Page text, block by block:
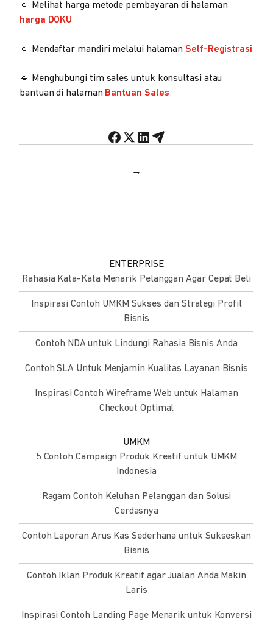
🔹 Melihat harga metode pembayaran di halaman
harga DOKU
🔹 Mendaftar mandiri melalui halaman Self-Registrasi
🔹 Menghubungi tim sales untuk konsultasi atau
bantuan di halaman Bantuan Sales
→
ENTERPRISE
Rahasia Kata-Kata Menarik Pelanggan Agar Cepat Beli
Inspirasi Contoh UMKM Sukses dan Strategi Profil
Bisnis
Contoh NDA untuk Lindungi Rahasia Bisnis Anda
Contoh SLA Untuk Menjamin Kualitas Layanan Bisnis
Inspirasi Contoh Wireframe Web untuk Halaman
Checkout Optimal
UMKM
5 Contoh Campaign Produk Kreatif untuk UMKM
Indonesia
Ragam Contoh Keluhan Pelanggan dan Solusi
Cerdasnya
Contoh Laporan Arus Kas Sederhana untuk Sukseskan
Bisnis
Contoh Iklan Produk Kreatif agar Jualan Anda Makin
Laris
Inspirasi Contoh Landing Page Menarik untuk Konversi